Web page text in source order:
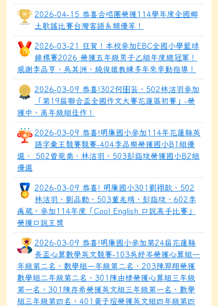
2026-04-15 恭喜合唱團榮獲114學年度全國鄉
土歌謠比賽台灣客語系類優等！
2026-03-21 狂賀！本校參加EBC全國小學籃球
錦標賽2026 榮獲五年級男子乙組年度總冠軍！
感謝李品亨、吳其洲、繞俊雄教練多年來辛勤指導！
2026-03-09 恭喜!302何昍芸、502林洁羽參加
「第19屆聯合盃全國作文大賽花蓮區初賽」-榮
獲中、高年級組佳作！
2026-03-09 恭喜!明廉國小參加114年花蓮縣英
語字彙王競賽競賽-404李品樂榮獲國小B1組優
選、 502曾莞喬、林洁羽、503彭詣琁榮獲國小B2組
優選
2026-03-09 恭喜! 明廉國小301劉祤歆、502
林洁羽、劉品勳、503董兆晴、彭詣琁、602李
禹葳，參加114年度「Cool English 口說高手比賽」
榮獲口說王獎
2026-03-09 恭喜!明廉國小參加第24屆花蓮縣
長盃心算數學英文競賽-103吳紓岑榮獲心算組一
年級第二名、數學組一年級第二名，203陳羿翔榮獲
數學組二年級第二名、301陳由棣榮獲心算組三年級
第一名，301陳存希榮獲英文組三年級第一名、數學
組三年級第四名，401黃于瑄榮獲英文組四年級第四